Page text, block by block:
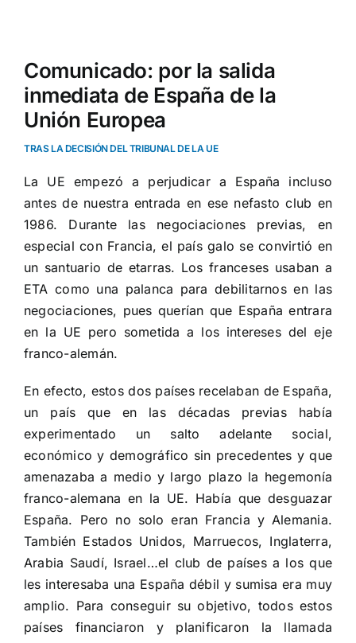
imagen
más
grande
Comunicado: por la salida
inmediata de España de la
Unión Europea
TRAS LA DECISIÓN DEL TRIBUNAL DE LA UE
La UE empezó a perjudicar a España incluso
antes de nuestra entrada en ese nefasto club en
1986. Durante las negociaciones previas, en
especial con Francia, el país galo se convirtió en
un santuario de etarras. Los franceses usaban a
ETA como una palanca para debilitarnos en las
negociaciones, pues querían que España entrara
en la UE pero sometida a los intereses del eje
franco-alemán.
En efecto, estos dos países recelaban de España,
un país que en las décadas previas había
experimentado un salto adelante social,
económico y demográfico sin precedentes y que
amenazaba a medio y largo plazo la hegemonía
franco-alemana en la UE. Había que desguazar
España. Pero no solo eran Francia y Alemania.
También Estados Unidos, Marruecos, Inglaterra,
Arabia Saudí, Israel…el club de países a los que
les interesaba una España débil y sumisa era muy
amplio. Para conseguir su objetivo, todos estos
países financiaron y planificaron la llamada